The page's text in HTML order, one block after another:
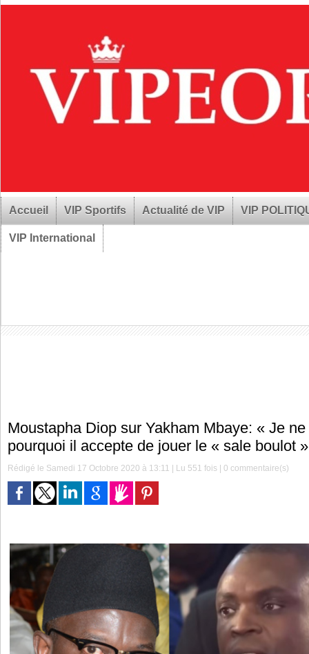
Accueil VIP Sportifs Actualité de VIP VIP
VIP International
Moustapha Diop sur Yakham Mbaye: « Je
pourquoi il accepte de jouer le « sale boulot »
Rédigé le Samedi 17 Octobre 2020 à 13:11 | Lu 551 fois |0 commentaire(s)